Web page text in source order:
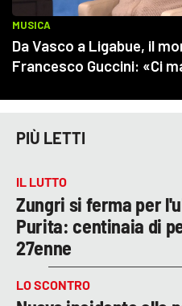
PIÙ LETTI
IL LUTTO
Zungri si ferma per
Purita: centinaia di
27enne
LO SCONTRO